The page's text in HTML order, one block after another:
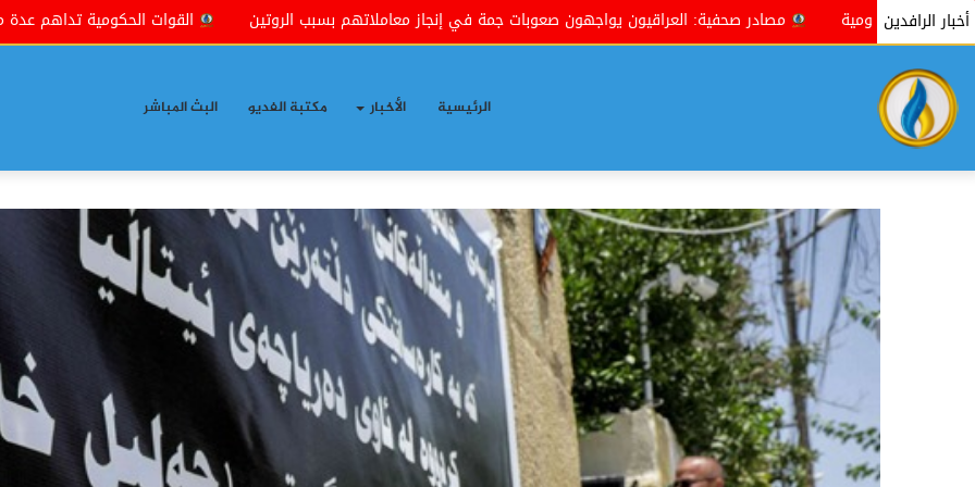
أخبار الرافدين
صحفية: العراقيون يواجهون صعوبات جمة في إنجاز معاملاتهم بسبب الروتين القوات الحكومية تداهم عدة مناطق شمال شرقي بعقوبة
الرئيسية الأخبار مكتبة الفديو البث المباشر